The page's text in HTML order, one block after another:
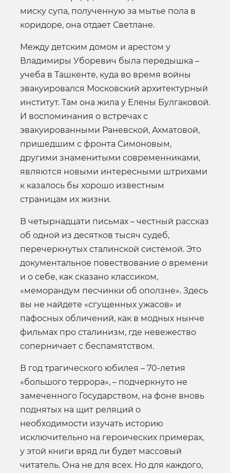
миску супа, полученную за мытье пола в
коридоре, она отдает Светлане.
Между детским домом и арестом у
Владимиры Уборевич была передышка –
учеба в Ташкенте, куда во время войны
эвакуировался Московский архитектурный
институт. Там она жила у Елены Булгаковой.
И воспоминания о встречах с
эвакуированными Раневской, Ахматовой,
пришедшим с фронта Симоновым,
другими знаменитыми современниками,
являются новыми интересными штрихами
к казалось бы хорошо известным
страницам их жизни.
В четырнадцати письмах – честный рассказ
об одной из десятков тысяч судеб,
перечеркнутых сталинской системой. Это
документальное повествование о времени
и о себе, как сказано классиком,
«меморандум песчинки об оползне». Здесь
вы не найдете «сгущенных ужасов» и
пафосных обличений, как в модных нынче
фильмах про сталинизм, где невежество
соперничает с беспамятством.
В год трагического юбилея – 70-летия
«большого террора», – подчеркнуто не
замеченного Государством, на фоне вновь
поднятых на щит реляций о
необходимости изучать историю
исключительно на героических примерах,
у этой книги вряд ли будет массовый
читатель. Она не для всех. Но для каждого,